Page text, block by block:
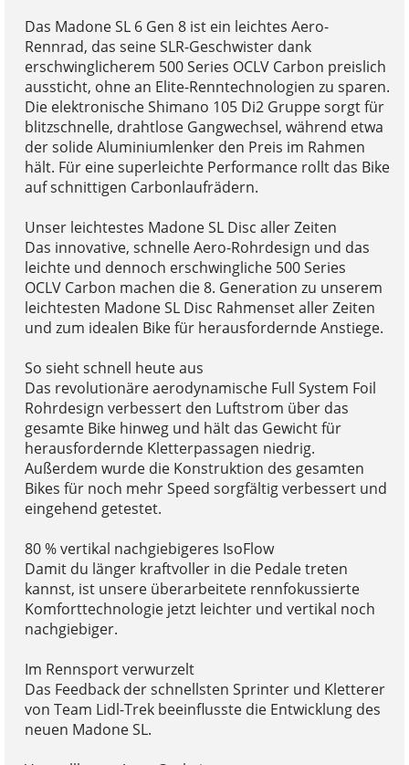
Das Madone SL 6 Gen 8 ist ein leichtes Aero-
Rennrad, das seine SLR-Geschwister dank
erschwinglicherem 500 Series OCLV Carbon preislich
aussticht, ohne an Elite-Renntechnologien zu sparen.
Die elektronische Shimano 105 Di2 Gruppe sorgt für
blitzschnelle, drahtlose Gangwechsel, während etwa
der solide Aluminiumlenker den Preis im Rahmen
hält. Für eine superleichte Performance rollt das Bike
auf schnittigen Carbonlaufrädern.
Unser leichtestes Madone SL Disc aller Zeiten
Das innovative, schnelle Aero-Rohrdesign und das
leichte und dennoch erschwingliche 500 Series
OCLV Carbon machen die 8. Generation zu unserem
leichtesten Madone SL Disc Rahmenset aller Zeiten
und zum idealen Bike für herausfordernde Anstiege.
So sieht schnell heute aus
Das revolutionäre aerodynamische Full System Foil
Rohrdesign verbessert den Luftstrom über das
gesamte Bike hinweg und hält das Gewicht für
herausfordernde Kletterpassagen niedrig.
Außerdem wurde die Konstruktion des gesamten
Bikes für noch mehr Speed sorgfältig verbessert und
eingehend getestet.
80 % vertikal nachgiebigeres IsoFlow
Damit du länger kraftvoller in die Pedale treten
kannst, ist unsere überarbeitete rennfokussierte
Komforttechnologie jetzt leichter und vertikal noch
nachgiebiger.
Im Rennsport verwurzelt
Das Feedback der schnellsten Sprinter und Kletterer
von Team Lidl-Trek beeinflusste die Entwicklung des
neuen Madone SL.